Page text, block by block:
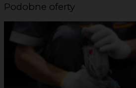
Podobne oferty